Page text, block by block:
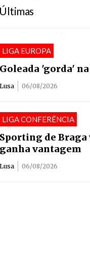
LIGA EUROPA
Goleada 'gorda'
Lusa 06/08/2026
LIGA CONFERÊNCIA
Sporting de Braga
ganha vantagem
Lusa 06/08/2026